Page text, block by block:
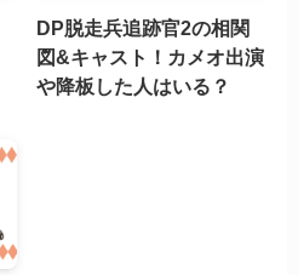
DP脱走兵追跡官2の相関
図&キャスト！カメオ出演
や降板した人はいる？